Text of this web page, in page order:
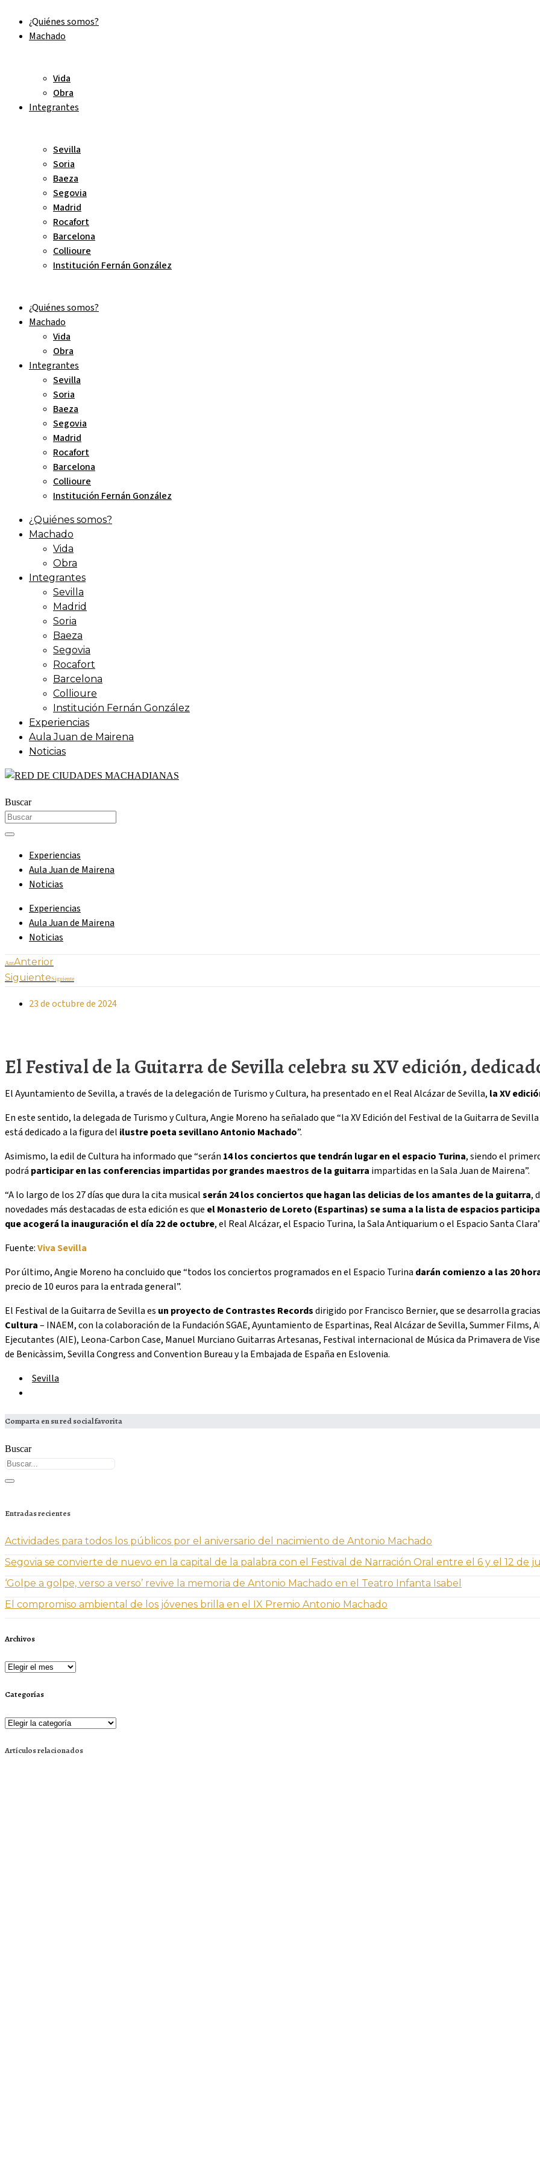
contenido
¿Quiénes somos?
Machado
Vida
Obra
Integrantes
Sevilla
Soria
Baeza
Segovia
Madrid
Rocafort
Barcelona
Collioure
Institución Fernán González
¿Quiénes somos?
Machado
Vida
Obra
Integrantes
Sevilla
Soria
Baeza
Segovia
Madrid
Rocafort
Barcelona
Collioure
Institución Fernán González
¿Quiénes somos?
Machado
Vida
Obra
Integrantes
Sevilla
Madrid
Soria
Baeza
Segovia
Rocafort
Barcelona
Collioure
Institución Fernán González
Experiencias
Aula Juan de Mairena
Noticias
Buscar
Experiencias
Aula Juan de Mairena
Noticias
Experiencias
Aula Juan de Mairena
Noticias
AntAnterior
SiguienteSiguiente
23 de octubre de 2024
El Festival de la Guitarra de Sevilla celebra su XV edición,
El Ayuntamiento de Sevilla, a través de la delegación de Turismo y Cultura, ha presentado en el Real Alcázar de Sevilla, la XV
En este sentido, la delegada de Turismo y Cultura, Angie Moreno ha señalado que “la XV Edición del Festival de la Guitarra de Sevilla
está dedicado a la figura del ilustre poeta sevillano Antonio Machado”.
Asimismo, la edil de Cultura ha informado que “serán 14 los conciertos que tendrán lugar en el espacio Turina, siendo el
podrá participar en las conferencias impartidas por grandes maestros de la guitarra impartidas en la Sala Juan de Mairena”.
“A lo largo de los 27 días que dura la cita musicalserán 24 los conciertos que hagan las delicias de los amantes de la guitarra,
novedades más destacadas de esta edición es que el Monasterio de Loreto (Espartinas) se suma a la lista de espacios
que acogerá la inauguración el día 22 de octubre, el Real Alcázar, el Espacio Turina, la Sala Antiquarium o el Espacio Santa
Fuente:Viva Sevilla
Por último, Angie Moreno ha concluido que “todos los conciertos programados en el Espacio Turina darán comienzo a las 20
precio de 10 euros para la entrada general”.
El Festival de la Guitarra de Sevilla es un proyecto de Contrastes Recordsdirigido por Francisco Bernier, que se desarrolla
Cultura– INAEM, con la colaboración de la Fundación SGAE, Ayuntamiento de Espartinas, Real Alcázar de Sevilla, Summer
Ejecutantes (AIE), Leona-Carbon Case, Manuel Murciano Guitarras Artesanas, Festival internacional de Música da Primavera de
de Benicàssim, Sevilla Congress and Convention Bureau y la Embajada de España en Eslovenia.
Sevilla
Comparta en su red social favorita
Buscar
Entradas recientes
Actividades para todos los públicos por el aniversario del nacimiento de Antonio Machado
Segovia se convierte de nuevo en la capital de la palabra con el Festival de Narración Oral entre el 6 y el 12 de
‘Golpe a golpe, verso a verso’ revive la memoria de Antonio Machado en el Teatro Infanta Isabel
El compromiso ambiental de los jóvenes brilla en el IX Premio Antonio Machado
Archivos
Archivos
Categorías
Categorías
Artículos relacionados